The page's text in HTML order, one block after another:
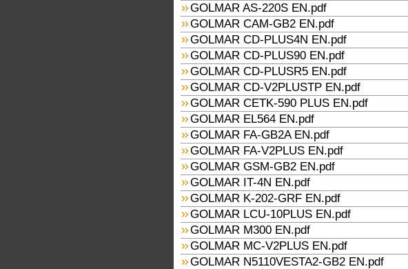
GOLMAR AS-220S EN.pdf
GOLMAR CAM-GB2 EN.pdf
GOLMAR CD-PLUS4N EN.pdf
GOLMAR CD-PLUS90 EN.pdf
GOLMAR CD-PLUSR5 EN.pdf
GOLMAR CD-V2PLUSTP EN.pdf
GOLMAR CETK-590 PLUS EN.pdf
GOLMAR EL564 EN.pdf
GOLMAR FA-GB2A EN.pdf
GOLMAR FA-V2PLUS EN.pdf
GOLMAR GSM-GB2 EN.pdf
GOLMAR IT-4N EN.pdf
GOLMAR K-202-GRF EN.pdf
GOLMAR LCU-10PLUS EN.pdf
GOLMAR M300 EN.pdf
GOLMAR MC-V2PLUS EN.pdf
GOLMAR N5110VESTA2-GB2 EN.pdf